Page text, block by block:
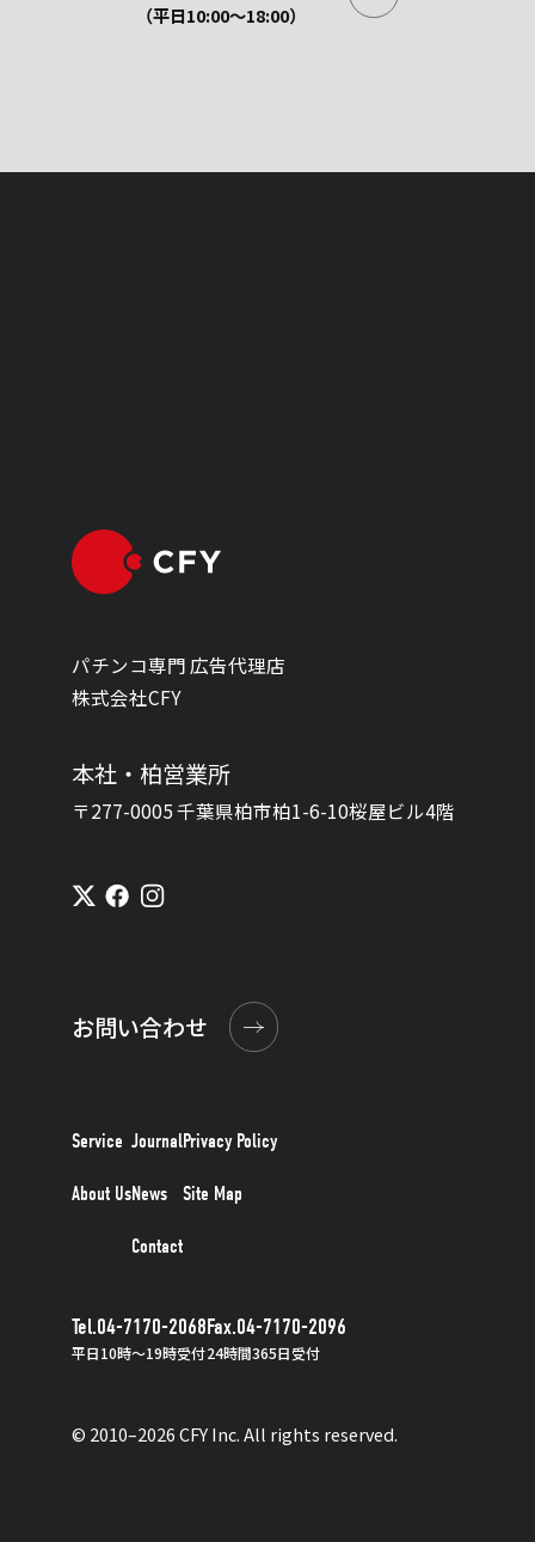
（平日10:00〜18:00）
パチンコ専門 広告代理店
株式会社CFY
本社・柏営業所
〒277-0005 千葉県柏市柏1-6-10桜屋ビル4階
© 2010–2026 CFY Inc. All rights reserved.
お問い合わせ
Service
About Us
Journal
News
Contact
Privacy Policy
Site Map
Tel.04-7170-2068
平日10時〜19時受付
Fax.04-7170-2096
24時間365日受付